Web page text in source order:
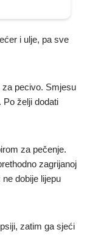
i ulje, pa sve
pecivo. Smjesu
Po želji dodati
za pečenje.
zagrijanoj
dobije lijepu
zatim ga sjeći